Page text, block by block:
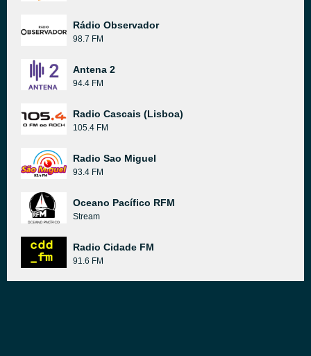
Rádio Observador
98.7 FM
Antena 2
94.4 FM
Radio Cascais (Lisboa)
105.4 FM
Radio Sao Miguel
93.4 FM
Oceano Pacífico RFM
Stream
Radio Cidade FM
91.6 FM